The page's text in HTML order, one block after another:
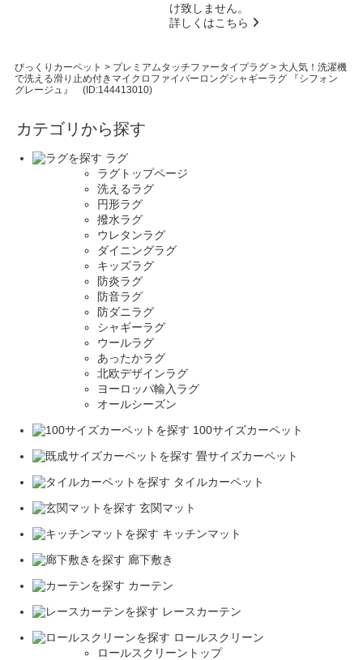
け致しません。
詳しくはこちら
びっくりカーペット > プレミアムタッチファータイプラグ> 大人気！洗濯機
で洗える滑り止め付きマイクロファイバーロングシャギーラグ 『シフォン
グレージュ』 (ID:144413010)
カテゴリから探す
ラグ
ラグトップページ
洗えるラグ
円形ラグ
撥水ラグ
ウレタンラグ
ダイニングラグ
キッズラグ
防炎ラグ
防音ラグ
防ダニラグ
シャギーラグ
ウールラグ
あったかラグ
北欧デザインラグ
ヨーロッパ輸入ラグ
オールシーズン
100サイズカーペット
畳サイズカーペット
タイルカーペット
玄関マット
キッチンマット
廊下敷き
カーテン
レースカーテン
ロールスクリーン
ロールスクリーントップ